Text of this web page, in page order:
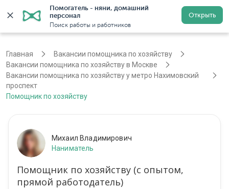
Помогатель - няни, домашний
персонал
Поиск работы и работников
Открыть
Регистрация
Главная
Вакансии помощника по хозяйству
Вакансии помощника по хозяйству в Москве
Вакансии помощника по хозяйству у метро Нахимовский
проспект
Помощник по хозяйству
Михаил Владимирович
Наниматель
Помощник по хозяйству (с опытом,
прямой работодатель)